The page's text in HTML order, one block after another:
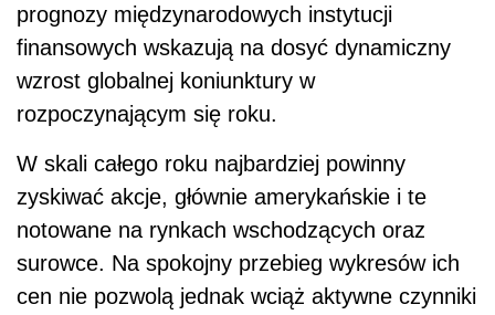
prognozy międzynarodowych instytucji
finansowych wskazują na dosyć dynamiczny
wzrost globalnej koniunktury w
rozpoczynającym się roku.
W skali całego roku najbardziej powinny
zyskiwać akcje, głównie amerykańskie i te
notowane na rynkach wschodzących oraz
surowce. Na spokojny przebieg wykresów ich
cen nie pozwolą jednak wciąż aktywne czynniki